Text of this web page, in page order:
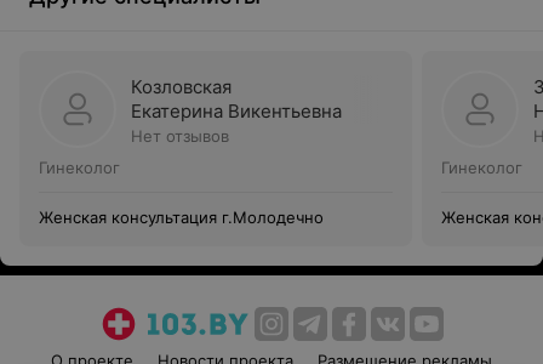
Козловская
Екатерина Викентьевна
Нет отзывов
Гинеколог
Женская консультация г.Молодечно
Гинеколог
Женская